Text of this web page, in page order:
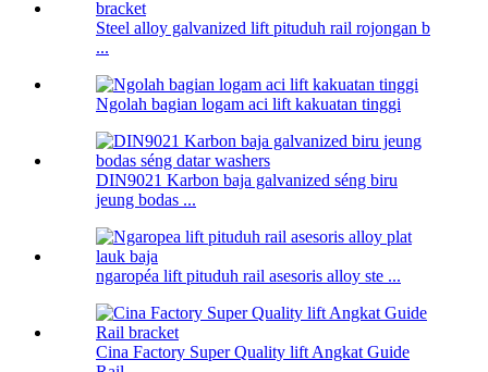
Steel alloy galvanized lift pituduh rail rojongan b
...
Ngolah bagian logam aci lift kakuatan tinggi
DIN9021 Karbon baja galvanized séng biru
jeung bodas ...
ngaropéa lift pituduh rail asesoris alloy ste ...
Cina Factory Super Quality lift Angkat Guide